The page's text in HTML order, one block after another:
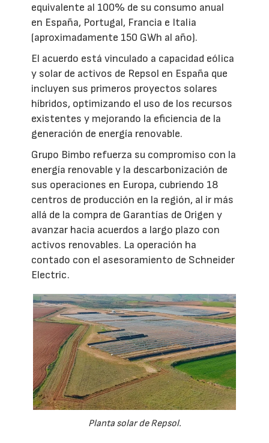
equivalente al 100% de su consumo anual
en España, Portugal, Francia e Italia
(aproximadamente 150 GWh al año).
El acuerdo está vinculado a capacidad eólica
y solar de activos de Repsol en España que
incluyen sus primeros proyectos solares
híbridos, optimizando el uso de los recursos
existentes y mejorando la eficiencia de la
generación de energía renovable.
Grupo Bimbo refuerza su compromiso con la
energía renovable y la descarbonización de
sus operaciones en Europa, cubriendo 18
centros de producción en la región, al ir más
allá de la compra de Garantías de Origen y
avanzar hacia acuerdos a largo plazo con
activos renovables. La operación ha
contado con el asesoramiento de Schneider
Electric.
Planta solar de Repsol.